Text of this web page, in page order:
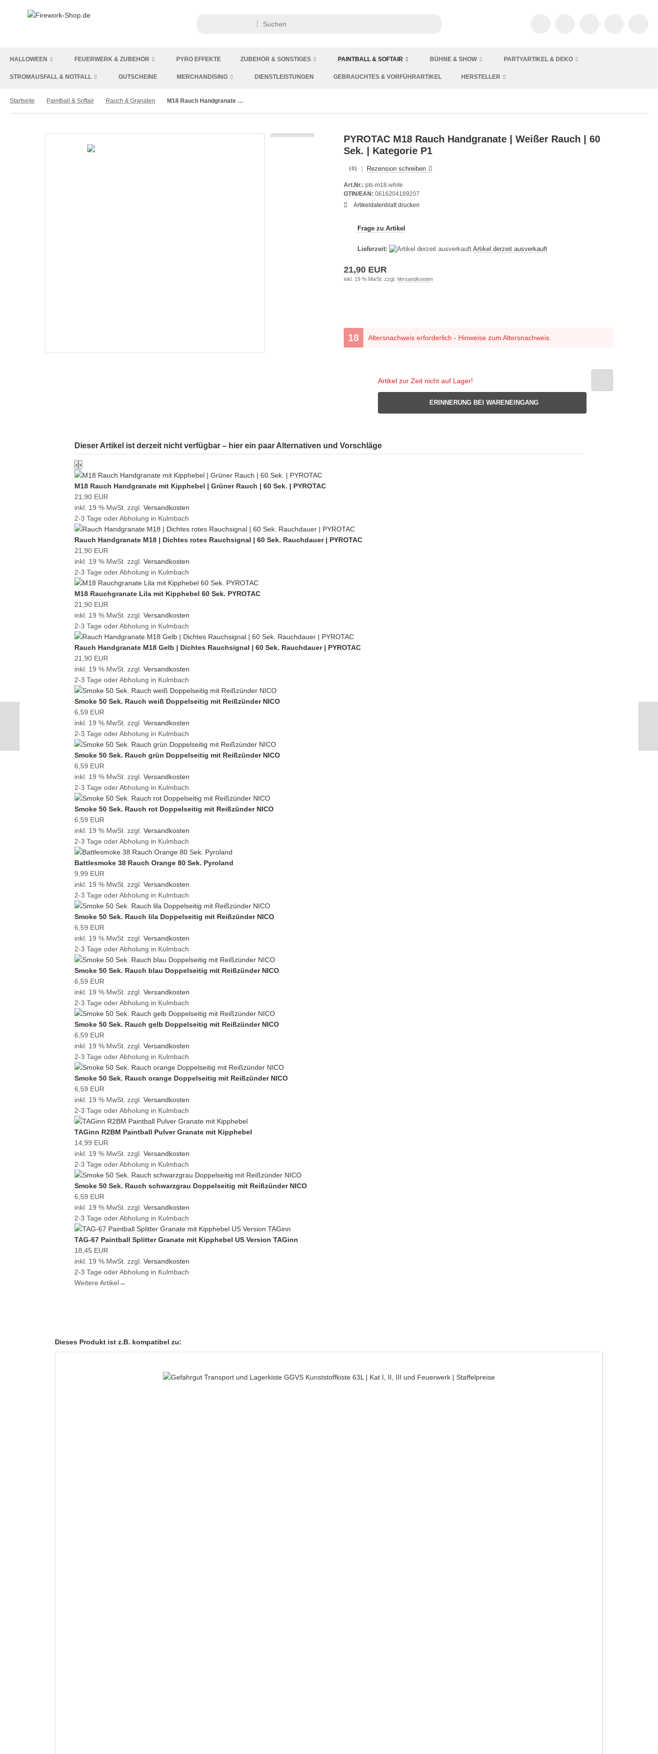
HALLOWEEN FEUERWERK & ZUBEHÖR PYRO EFFEKTE ZUBEHÖR & SONSTIGES PAINTBALL & SOFTAIR BÜHNE & SHOW PARTYARTIKEL & DEKO
STROMAUSFALL & NOTFALL GUTSCHEINE MERCHANDISING DIENSTLEISTUNGEN GEBRAUCHTES & VORFÜHRARTIKEL HERSTELLER
Startseite Paintball & Softair Rauch & Granaten M18 Rauch Handgranate mit Kipphebel | Weißer Rauch | 60 Sek. | PYROTAC
PYROTAC M18 Rauch Handgranate | Weißer Rauch | 60
Sek. | Kategorie P1
(0) Rezension schreiben
Art.Nr.: pts-m18-white
GTIN/EAN: 0616204189207
Artikeldatenblatt drucken
Frage zu Artikel
Lieferzeit: Artikel derzeit ausverkauft
21,90 EUR
inkl. 19 % MwSt. zzgl. Versandkosten
Altersnachweis erforderlich - Hinweise zum Altersnachweis.
Artikel zur Zeit nicht auf Lager!
ERINNERUNG BEI WARENEINGANG
Dieser Artikel ist derzeit nicht verfügbar – hier ein paar Alternativen und Vorschläge
‹ ›
M18 Rauch Handgranate mit Kipphebel | Grüner Rauch | 60 Sek. | PYROTAC
21,90 EUR
inkl. 19 % MwSt. zzgl. Versandkosten
2-3 Tage oder Abholung in Kulmbach
Rauch Handgranate M18 | Dichtes rotes Rauchsignal | 60 Sek. Rauchdauer | PYROTAC
21,90 EUR
inkl. 19 % MwSt. zzgl. Versandkosten
2-3 Tage oder Abholung in Kulmbach
M18 Rauchgranate Lila mit Kipphebel 60 Sek. PYROTAC
21,90 EUR
inkl. 19 % MwSt. zzgl. Versandkosten
2-3 Tage oder Abholung in Kulmbach
Rauch Handgranate M18 Gelb | Dichtes Rauchsignal | 60 Sek. Rauchdauer | PYROTAC
21,90 EUR
inkl. 19 % MwSt. zzgl. Versandkosten
2-3 Tage oder Abholung in Kulmbach
Smoke 50 Sek. Rauch weiß Doppelseitig mit Reißzünder NICO
6,59 EUR
inkl. 19 % MwSt. zzgl. Versandkosten
2-3 Tage oder Abholung in Kulmbach
Smoke 50 Sek. Rauch grün Doppelseitig mit Reißzünder NICO
6,59 EUR
inkl. 19 % MwSt. zzgl. Versandkosten
2-3 Tage oder Abholung in Kulmbach
Smoke 50 Sek. Rauch rot Doppelseitig mit Reißzünder NICO
6,59 EUR
inkl. 19 % MwSt. zzgl. Versandkosten
2-3 Tage oder Abholung in Kulmbach
Battlesmoke 38 Rauch Orange 80 Sek. Pyroland
9,99 EUR
inkl. 19 % MwSt. zzgl. Versandkosten
2-3 Tage oder Abholung in Kulmbach
Smoke 50 Sek. Rauch lila Doppelseitig mit Reißzünder NICO
6,59 EUR
inkl. 19 % MwSt. zzgl. Versandkosten
2-3 Tage oder Abholung in Kulmbach
Smoke 50 Sek. Rauch blau Doppelseitig mit Reißzünder NICO
6,59 EUR
inkl. 19 % MwSt. zzgl. Versandkosten
2-3 Tage oder Abholung in Kulmbach
Smoke 50 Sek. Rauch gelb Doppelseitig mit Reißzünder NICO
6,59 EUR
inkl. 19 % MwSt. zzgl. Versandkosten
2-3 Tage oder Abholung in Kulmbach
Smoke 50 Sek. Rauch orange Doppelseitig mit Reißzünder NICO
6,59 EUR
inkl. 19 % MwSt. zzgl. Versandkosten
2-3 Tage oder Abholung in Kulmbach
TAGinn R2BM Paintball Pulver Granate mit Kipphebel
14,99 EUR
inkl. 19 % MwSt. zzgl. Versandkosten
2-3 Tage oder Abholung in Kulmbach
Smoke 50 Sek. Rauch schwarzgrau Doppelseitig mit Reißzünder NICO
6,59 EUR
inkl. 19 % MwSt. zzgl. Versandkosten
2-3 Tage oder Abholung in Kulmbach
TAG-67 Paintball Splitter Granate mit Kipphebel US Version TAGinn
18,45 EUR
inkl. 19 % MwSt. zzgl. Versandkosten
2-3 Tage oder Abholung in Kulmbach
Weitere Artikel→
Dieses Produkt ist z.B. kompatibel zu: